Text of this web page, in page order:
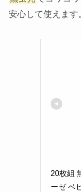
安心して使えます
20枚組
ーゼ ベ